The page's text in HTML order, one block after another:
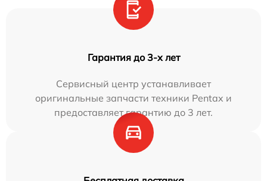
Гарантия до 3-х лет
Сервисный центр устанавливает
оригинальные запчасти техники Pentax и
предоставляет гарантию до 3 лет.